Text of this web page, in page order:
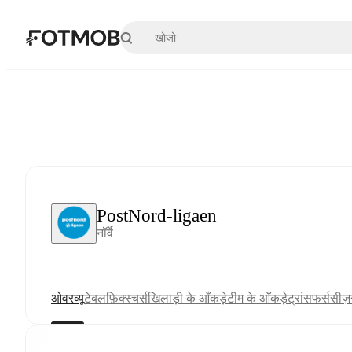
PostNord-ligaen
नॉर्वे
ओवरव्यूटेबलफ़िक्स्चर्सखिलाड़ी के आँकड़ेटीम के आँकड़ेट्रांसफर्स